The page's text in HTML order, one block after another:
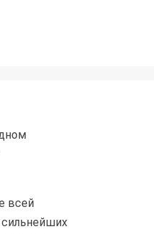
всей